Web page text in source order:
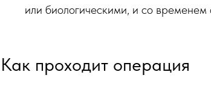
или биологическими, и со
Как проходит операция